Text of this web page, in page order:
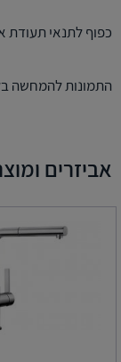
כפוף לתנאי תעודת
התמונות להמחשה
אביזרים